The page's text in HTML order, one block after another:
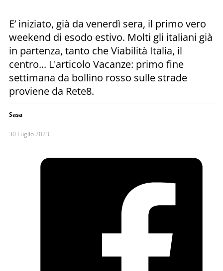
E’ iniziato, già da venerdì sera, il primo vero
weekend di esodo estivo. Molti gli italiani già
in partenza, tanto che Viabilità Italia, il
centro... L'articolo Vacanze: primo fine
settimana da bollino rosso sulle strade
proviene da Rete8.
Sasa
30 Luglio 2023